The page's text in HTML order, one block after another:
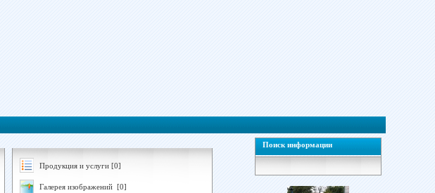
Продукция и услуги [0]
Галерея изображений [0]
Поиск информации